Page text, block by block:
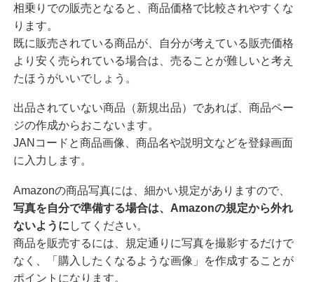
相乗りでの販売となると、商品価格で比較されやすくな
ります。
既に販売されている商品が、自分が考えている販売価格
より安く売られている場合は、売ることが難しいと考え
たほうがいいでしょう。
出品されていない商品（新規出品）であれば、商品ペー
ジの作成からおこないます。
JANコードと商品画像、商品名や説明文などを登録画面
に入力します。
Amazonの商品写真には、細かい規定がありますので、
写真を自分で準備する場合は、Amazonの規定から外れ
ないように してください。
商品を販売するには、規定通りに写真を撮影するだけで
なく、「購入したくなるような画像」を作成することが
ポイントになります。